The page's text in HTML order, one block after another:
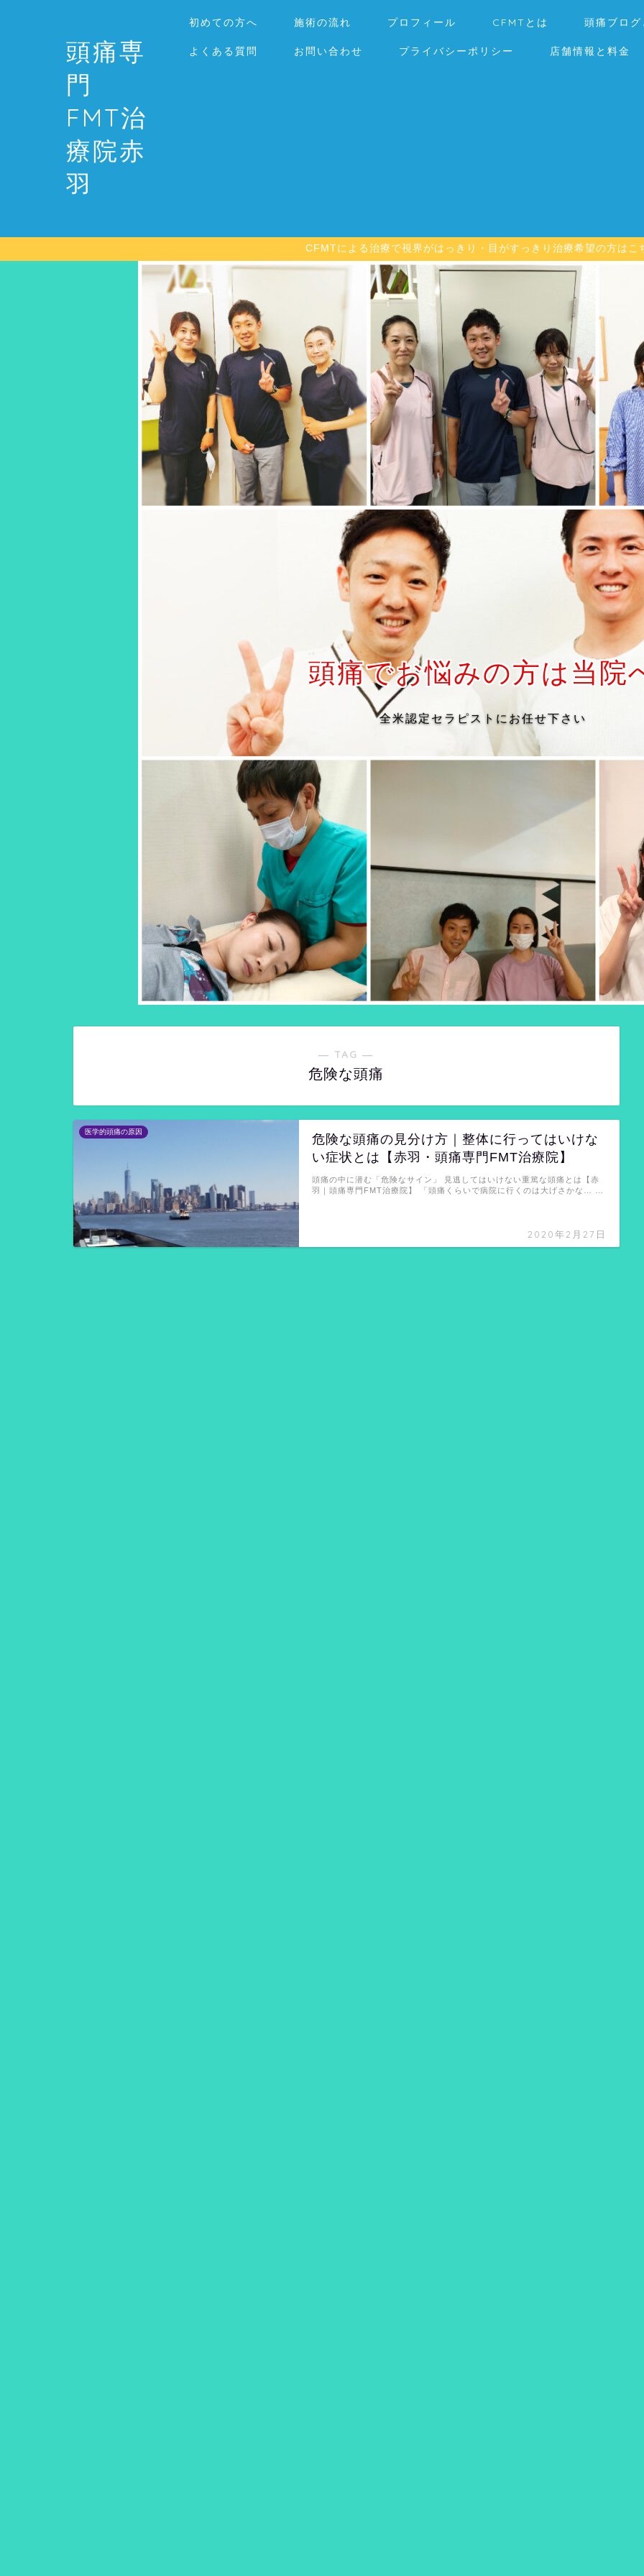
頭痛専
門
FMT治
療院赤
羽
初めての方へ 施術の流れ プロフィール CFMTとは 頭痛ブロ
よくある質問 お問い合わせ プライバシーポリシー 店舗情報と料金
CFMTによる治療で視界がはっきり・目がすっきり治療希望の方はこ
頭痛でお悩みの方は当院
全米認定セラピストにお任せ下さい
― TAG ―
危険な頭痛
医学的頭痛の原因
危険な頭痛の見分け方｜整体に行ってはいけな
い症状とは【赤羽・頭痛専門FMT治療院】
2020年2月27日
頭痛の中に潜む「危険なサイン」 見逃してはいけない重篤な頭痛とは【赤
羽｜頭痛専門FMT治療院】 「頭痛くらいで病院に行くのは大げさかな… …